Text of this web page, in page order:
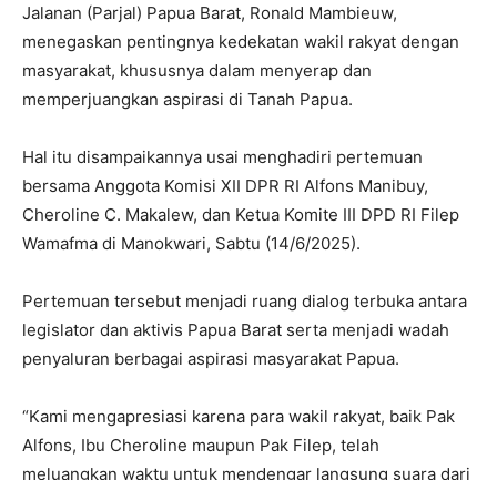
Jalanan (Parjal) Papua Barat, Ronald Mambieuw,
menegaskan pentingnya kedekatan wakil rakyat dengan
masyarakat, khususnya dalam menyerap dan
memperjuangkan aspirasi di Tanah Papua.
Hal itu disampaikannya usai menghadiri pertemuan
bersama Anggota Komisi XII DPR RI Alfons Manibuy,
Cheroline C. Makalew, dan Ketua Komite III DPD RI Filep
Wamafma di Manokwari, Sabtu (14/6/2025).
Pertemuan tersebut menjadi ruang dialog terbuka antara
legislator dan aktivis Papua Barat serta menjadi wadah
penyaluran berbagai aspirasi masyarakat Papua.
“Kami mengapresiasi karena para wakil rakyat, baik Pak
Alfons, Ibu Cheroline maupun Pak Filep, telah
meluangkan waktu untuk mendengar langsung suara dari